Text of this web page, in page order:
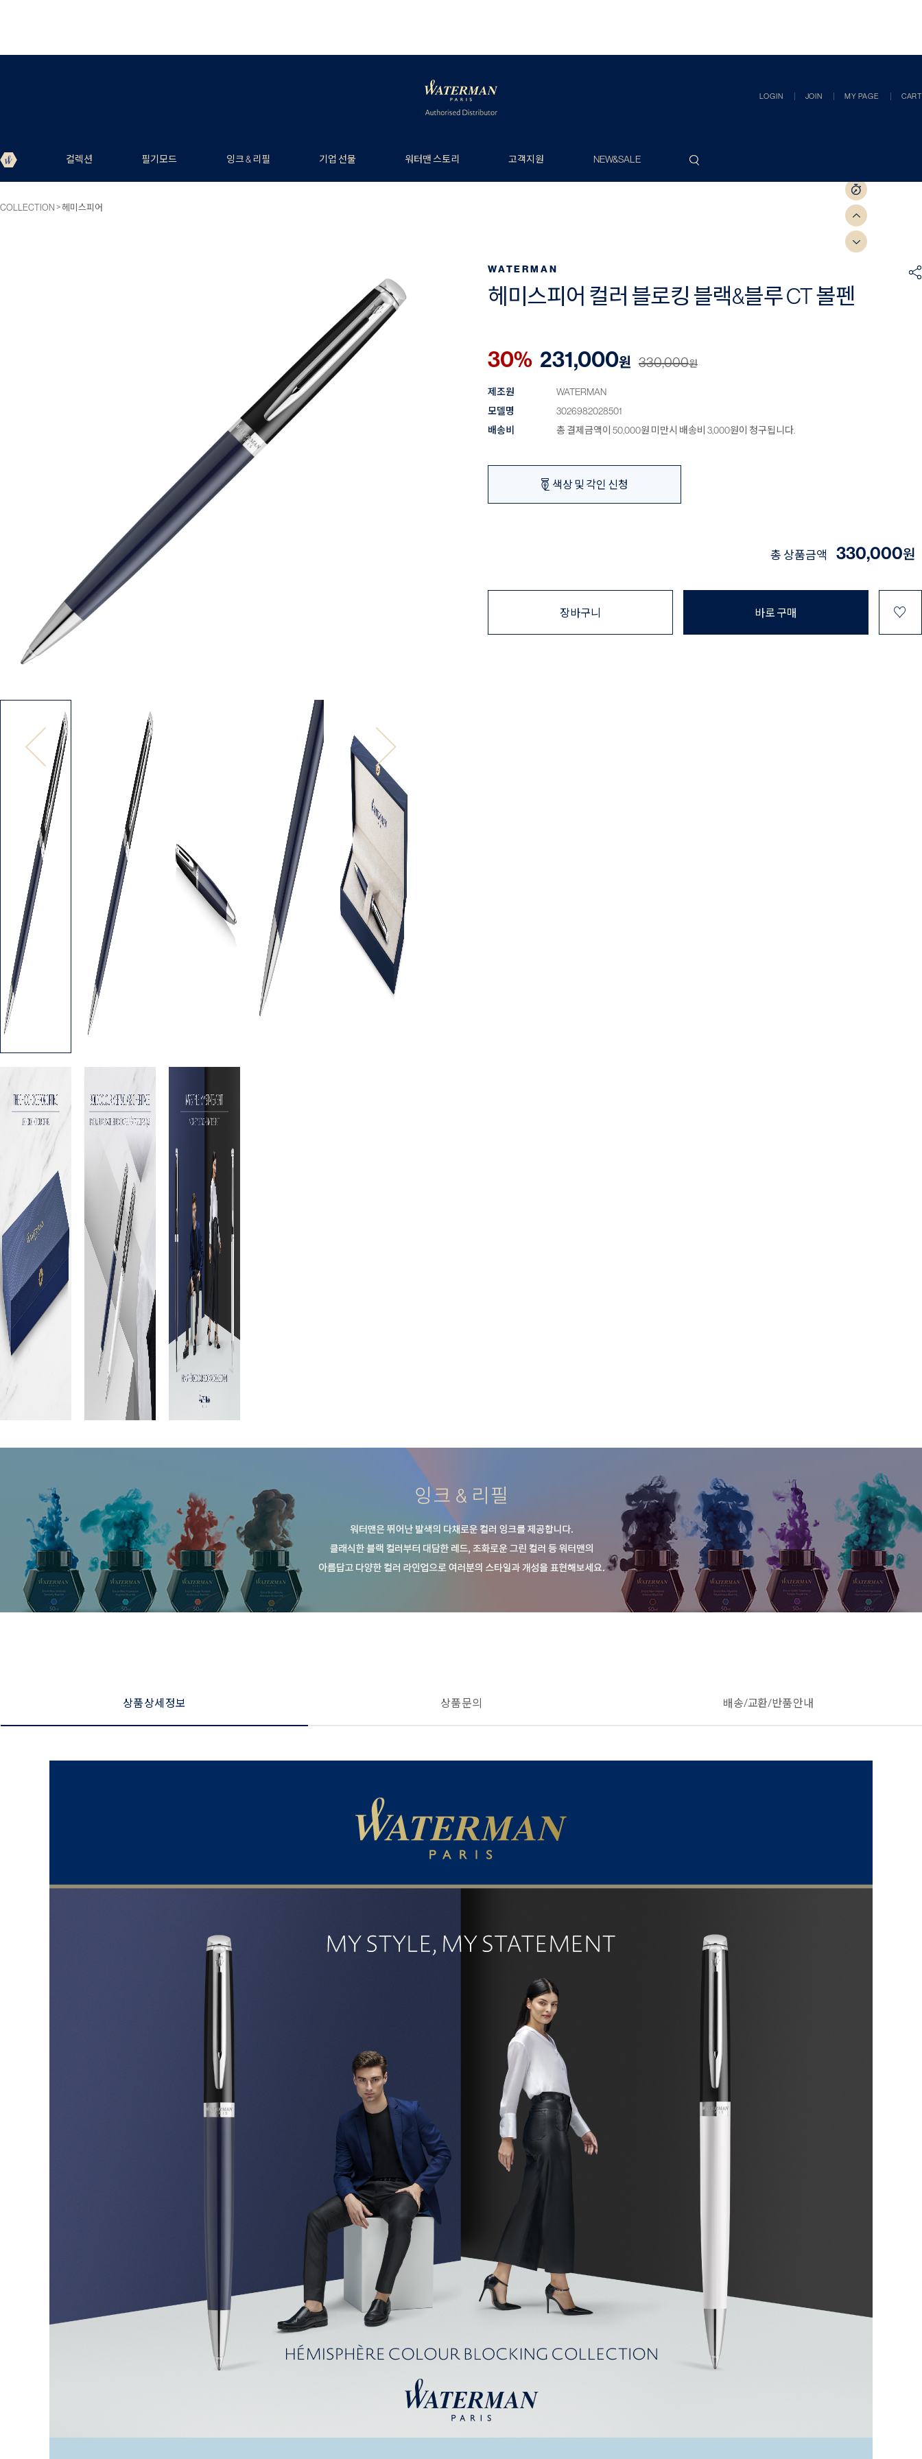
LOGIN JOIN MY PAGE CART
컬렉션 필기모드 잉크 & 리필 기업 선물 워터맨 스토리 고객지원 NEW&SALE
COLLECTION >헤미스피어
WATERMAN
헤미스피어 컬러 블로킹 블랙&블루 CT 볼펜
30% 231,000원 330,000원
제조원
WATERMAN
모델명
3026982028501
배송비
총 결제금액이 50,000원 미만시 배송비 3,000원이 청구됩니다.
색상 및 각인 신청
총 상품금액 330,000원
장바구니 바로 구매 ♡
상품 상세 정보 상품 문의 배송/교환/반품 안내